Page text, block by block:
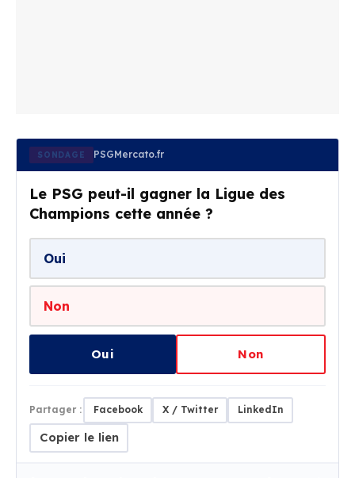
SONDAGE PSGMercato.fr
Le PSG peut-il gagner la Ligue des
Champions cette année ?
Oui
Non
Oui Non
Partager : Facebook X / Twitter LinkedIn
Copier le lien